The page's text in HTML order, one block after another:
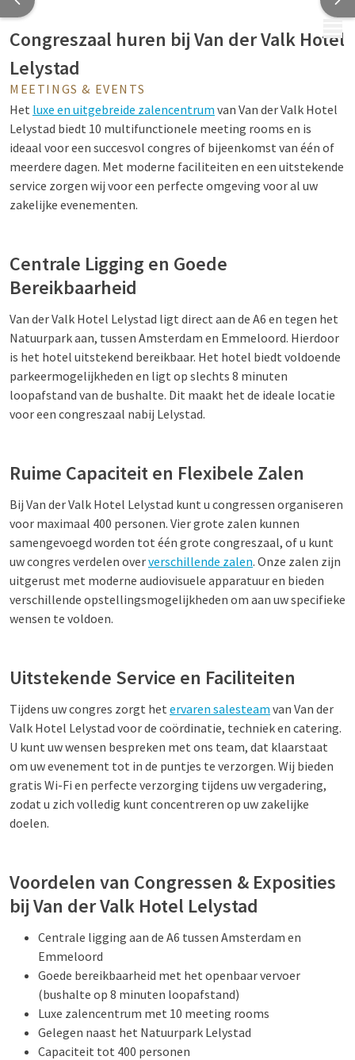
Congreszaal huren bij Van der Valk Hotel
Lelystad
MEETINGS & EVENTS
Het luxe en uitgebreide zalencentrum van Van der Valk Hotel
Lelystad biedt 10 multifunctionele meeting rooms en is
ideaal voor een succesvol congres of bijeenkomst van één of
meerdere dagen. Met moderne faciliteiten en een uitstekende
service zorgen wij voor een perfecte omgeving voor al uw
zakelijke evenementen.
Centrale Ligging en Goede
Bereikbaarheid
Van der Valk Hotel Lelystad ligt direct aan de A6 en tegen het
Natuurpark aan, tussen Amsterdam en Emmeloord. Hierdoor
is het hotel uitstekend bereikbaar. Het hotel biedt voldoende
parkeermogelijkheden en ligt op slechts 8 minuten
loopafstand van de bushalte. Dit maakt het de ideale locatie
voor een congreszaal nabij Lelystad.
Ruime Capaciteit en Flexibele Zalen
Bij Van der Valk Hotel Lelystad kunt u congressen organiseren
voor maximaal 400 personen. Vier grote zalen kunnen
samengevoegd worden tot één grote congreszaal, of u kunt
uw congres verdelen oververschillende zalen. Onze zalen zijn
uitgerust met moderne audiovisuele apparatuur en bieden
verschillende opstellingsmogelijkheden om aan uw specifieke
wensen te voldoen.
Uitstekende Service en Faciliteiten
Tijdens uw congres zorgt het ervaren salesteam van Van der
Valk Hotel Lelystad voor de coördinatie, techniek en catering.
U kunt uw wensen bespreken met ons team, dat klaarstaat
om uw evenement tot in de puntjes te verzorgen. Wij bieden
gratis Wi-Fi en perfecte verzorging tijdens uw vergadering,
zodat u zich volledig kunt concentreren op uw zakelijke
doelen.
Voordelen van Congressen & Exposities
bij Van der Valk Hotel Lelystad
Centrale ligging aan de A6 tussen Amsterdam en
Emmeloord
Goede bereikbaarheid met het openbaar vervoer
(bushalte op 8 minuten loopafstand)
Luxe zalencentrum met 10 meeting rooms
Gelegen naast het Natuurpark Lelystad
Capaciteit tot 400 personen